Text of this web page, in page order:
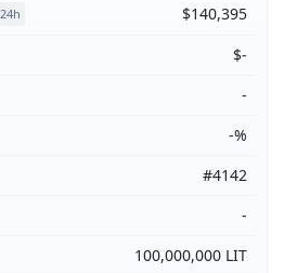
24h
$140,395
$-
-
-%
#4142
-
100,000,000 LIT